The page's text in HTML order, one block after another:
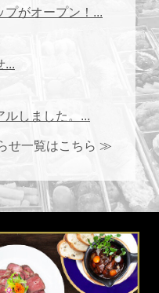
プがオープン！...
...
ルしました。...
せ一覧はこちら ≫